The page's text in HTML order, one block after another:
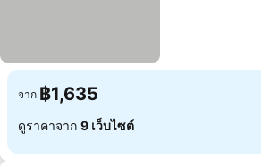
จาก ฿1,635
ดูราคาจาก 9 เว็บไซต์